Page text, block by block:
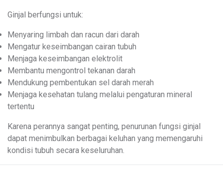
Ginjal berfungsi untuk:
Menyaring limbah dan racun dari darah
Mengatur keseimbangan cairan tubuh
Menjaga keseimbangan elektrolit
Membantu mengontrol tekanan darah
Mendukung pembentukan sel darah merah
Menjaga kesehatan tulang melalui pengaturan mineral
tertentu
Karena perannya sangat penting, penurunan fungsi ginjal
dapat menimbulkan berbagai keluhan yang memengaruhi
kondisi tubuh secara keseluruhan.